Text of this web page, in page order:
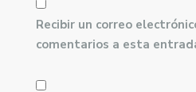
Recibir un correo
comentarios a esta